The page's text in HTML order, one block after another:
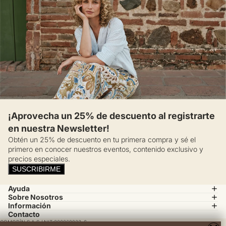
¡Aprovecha un 25% de descuento al registrarte
en nuestra Newsletter!
Obtén un 25% de descuento en tu primera compra y sé el
primero en conocer nuestros eventos, contenido exclusivo y
precios especiales.
SUSCRIBIRME
Ayuda
Sobre Nosotros
Información
Contacto
COMODÍN S.A.S / NIT:800069933-6